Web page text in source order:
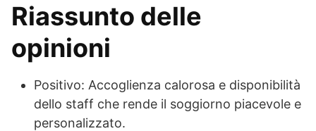
Riassunto delle
opinioni
Positivo: Accoglienza calorosa e disponibilità
dello staff che rende il soggiorno piacevole e
personalizzato.